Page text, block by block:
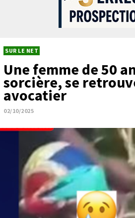
SUR LE NET
Une femme de 50
sorcière, se
avocatier
02/10/2025